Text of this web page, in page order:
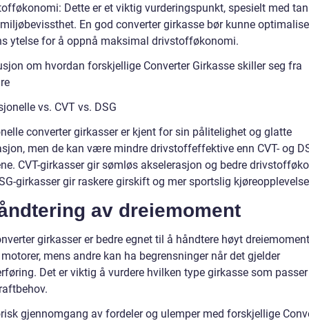
Dette er et viktig vurderingspunkt, spesielt med
En god converter girkasse bør kunne
ytelse for å oppnå maksimal drivstofføkonomi.
om hvordan forskjellige Converter Girkasse skiller seg fra
vs. CVT vs. DSG
converter girkasser er kjent for sin pålitelighet og glatte
men de kan være mindre drivstoffeffektive enn CVT- og
CVT-girkasser gir sømløs akselerasjon og bedre
girkasser gir raskere girskift og mer sportslig
av dreiemoment
girkasser er bedre egnet til å håndtere høyt
mens andre kan ha begrensninger når det gjelder
Det er viktig å vurdere hvilken type girkasse som
gjennomgang av fordeler og ulemper med forskjellige